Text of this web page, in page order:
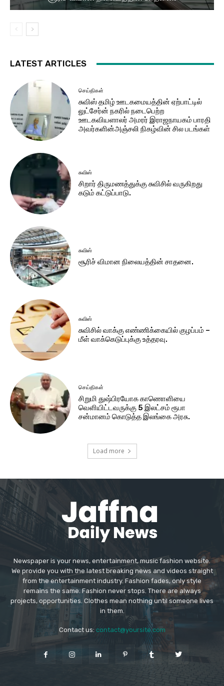
LATEST ARTICLES
செய்திகள்
சுவிஸ் தமிழ் ஊடகமையத்தின் ஏற்பாட்டில்
லுட்சேர்ன் நகரில் நடைபெற்ற
ஊடகவியளாலர் அமரர் இராஜநாயகம் பாரதி
அவர்களின்அஞ்சலி நிகழ்வின் சில படங்கள்
சுவிஸ்
சிறார் திருமணத்துக்கு சுவிசில் வருகிறது
கடும் கட்டுப்பாடு.
சுவிஸ்
சூரிச் விமான நிலையத்தின் சாதனை.
சுவிஸ்
சுவிசில் வாக்கு எண்ணிக்கையில் குழப்பம் –
மீள் வாக்கெடுப்புக்கு உத்தரவு.
செய்திகள்
சிறுமி துஷ்பிரயோக காணொளியை
வெளியிட்டவருக்கு 5 இலட்சம் ரூபா
சன்மானம் கொடுத்த இலங்கை அரசு.
Load more
Newspaper is your news, entertainment, music fashion website.
We provide you with the latest breaking news and videos straight
from the entertainment industry. Fashion fades, only style
remains the same. Fashion never stops. There are always
projects, opportunities. Clothes mean nothing until someone lives
in them.
Contact us: contact@yoursite.com